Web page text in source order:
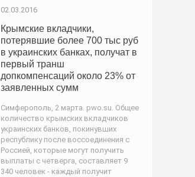
02.03.2016
Крымские вкладчики,
потерявшие более 700 тыс руб
в украинских банках, получат в
первый транш
допкомпенсаций около 23% от
заявленных сумм
Симферополь, 2 марта. pwo.su. Общее
количество крымских вкладчиков
украинских банков, покинувших
республику после воссоединения с
Россией, которые могут получить
выплаты с четверга, составляет 9
340 человек - каждый получит